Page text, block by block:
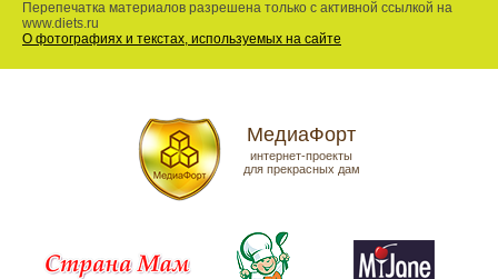
Перепечатка материалов разрешена только с активной ссылкой на
www.diets.ru
О фотографиях и текстах, используемых на сайте
МедиаФорт
интернет-проекты
для прекрасных дам